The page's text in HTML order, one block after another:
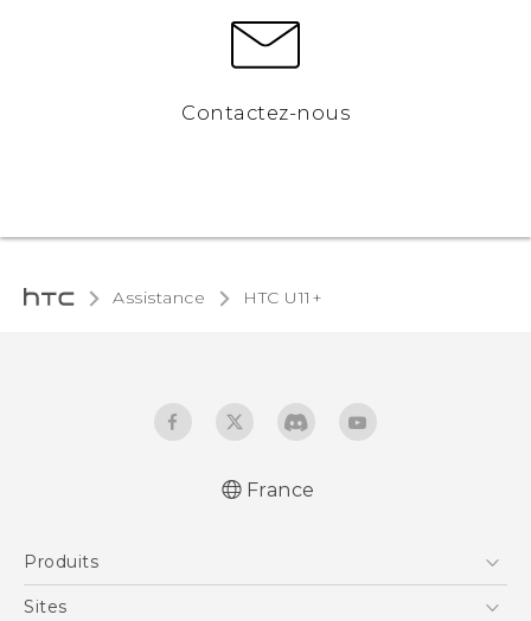
Contactez-nous
Assistance HTC U11+‎
France
Produits
Smartphones
Sites